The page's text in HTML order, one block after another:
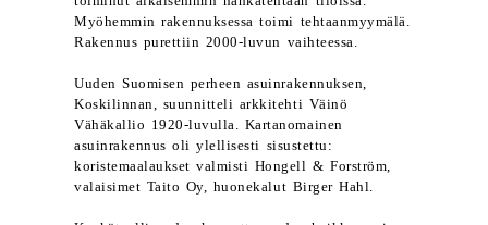
Myöhemmin rakennuksessa toimi tehtaanmyymälä.
Rakennus purettiin 2000-luvun vaihteessa.
Uuden Suomisen perheen asuinrakennuksen,
Koskilinnan, suunnitteli arkkitehti Väinö
Vähäkallio 1920-luvulla. Kartanomainen
asuinrakennus oli ylellisesti sisustettu:
koristemaalaukset valmisti Hongell & Forström,
valaisimet Taito Oy, huonekalut Birger Hahl.